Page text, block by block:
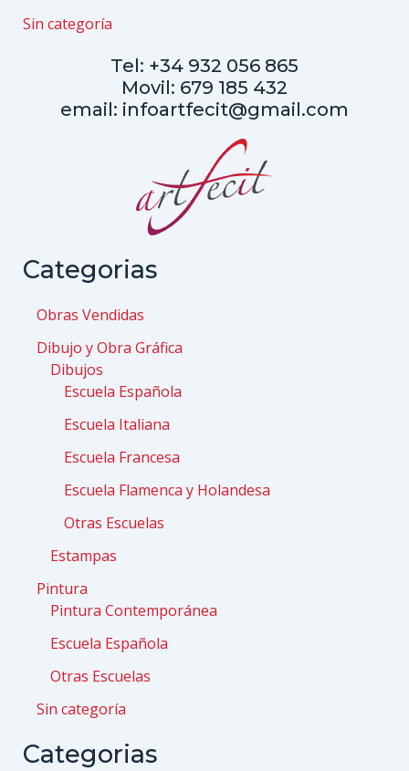
Sin categoría
Tel: +34 932 056 865
Movil: 679 185 432
email: infoartfecit@gmail.com
Categorias
Obras Vendidas
Dibujo y Obra Gráfica
Dibujos
Escuela Española
Escuela Italiana
Escuela Francesa
Escuela Flamenca y Holandesa
Otras Escuelas
Estampas
Pintura
Pintura Contemporánea
Escuela Española
Otras Escuelas
Sin categoría
Categorias